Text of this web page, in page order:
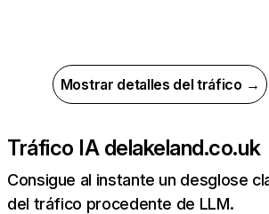
Mostrar detalles del tráfico →
Tráfico IA delakeland.co.uk
Consigue al instante un desglose
del tráfico procedente de LLM.